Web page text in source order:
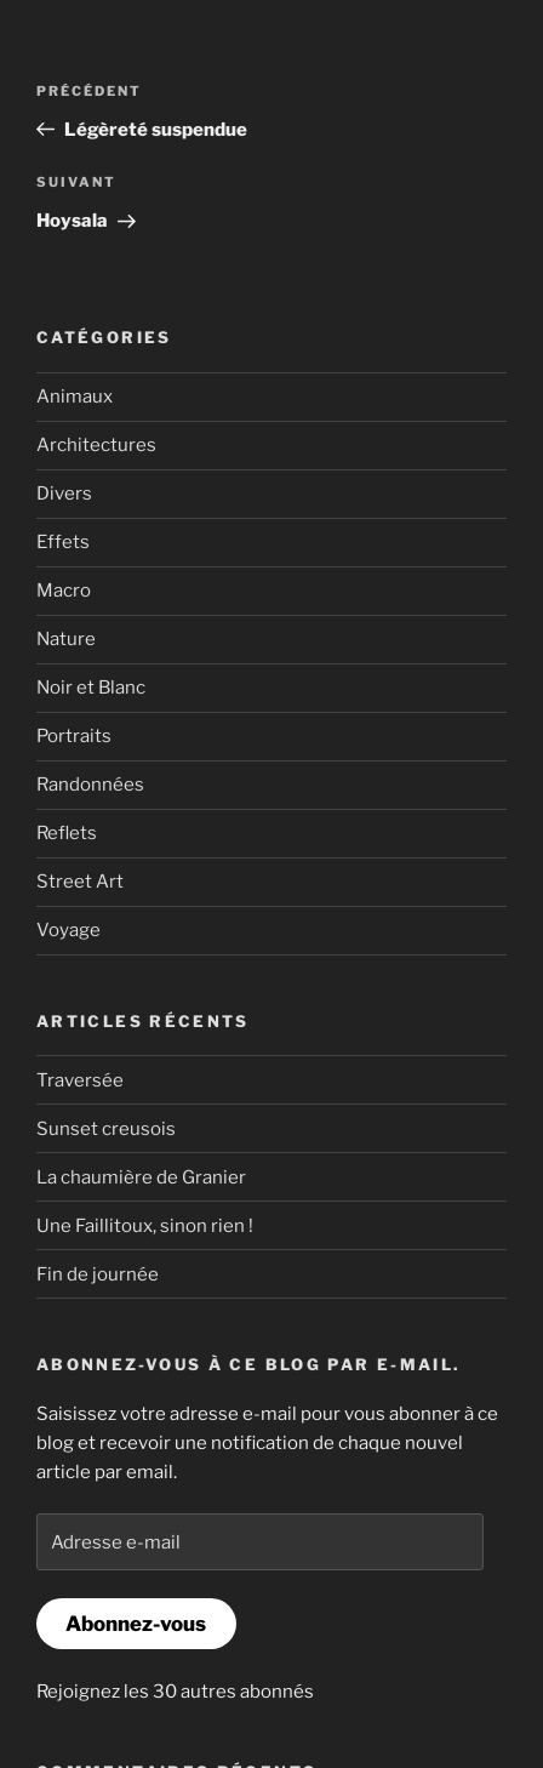
Navigation
l’article
Article
précédent
PRÉCÉDENT
Légèreté suspendue
Article
suivant
SUIVANT
Hoysala
CATÉGORIES
Animaux
Architectures
Divers
Effets
Macro
Nature
Noir et Blanc
Portraits
Randonnées
Reflets
Street Art
Voyage
ARTICLES RÉCENTS
Traversée
Sunset creusois
La chaumière de Granier
Une Faillitoux, sinon rien !
Fin de journée
ABONNEZ-VOUS À CE BLOG PAR E-MAIL.
Saisissez votre adresse e-mail pour vous abonner à ce
blog et recevoir une notification de chaque nouvel
article par email.
e-
Abonnez-vous
Rejoignez les 30 autres abonnés